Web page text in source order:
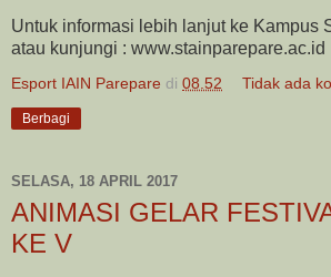
Untuk informasi lebih lanjut ke Kampus
atau kunjungi : www.stainparepare.ac.id
Esport IAIN Parepare di 08.52 Tidak ada
Berbagi
SELASA, 18 APRIL 2017
ANIMASI GELAR
KE V